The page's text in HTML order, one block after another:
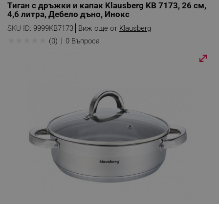
Тиган с дръжки и капак Klausberg KB 7173, 26 см,
4,6 литра, Дебело дъно, Инокс
SKU ID: 9999KB7173 Виж още от Klausberg
(0) 0 Въпроса